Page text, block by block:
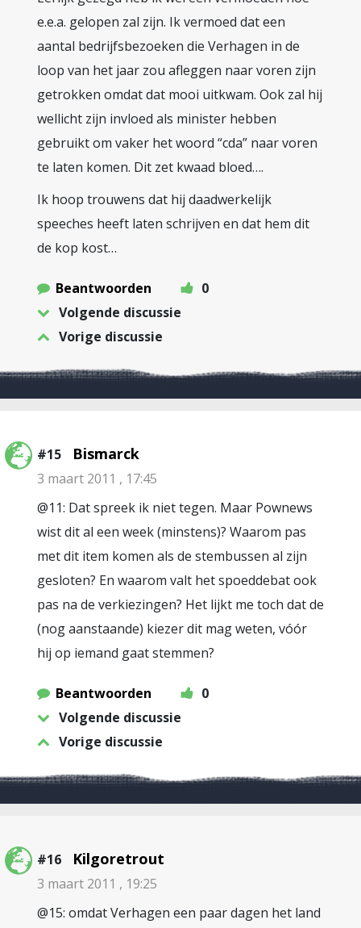
e.e.a. gelopen zal zijn. Ik vermoed dat een
aantal bedrijfsbezoeken die Verhagen in de
loop van het jaar zou afleggen naar voren zijn
getrokken omdat dat mooi uitkwam. Ook zal hij
wellicht zijn invloed als minister hebben
gebruikt om vaker het woord “cda” naar voren
te laten komen. Dit zet kwaad bloed….
Ik hoop trouwens dat hij daadwerkelijk
speeches heeft laten schrijven en dat hem dit
de kop kost…
Beantwoorden
0
Volgende discussie
Vorige discussie
#15 Bismarck
3 maart 2011 , 17:45
@11: Dat spreek ik niet tegen. Maar Pownews
wist dit al een week (minstens)? Waarom pas
met dit item komen als de stembussen al zijn
gesloten? En waarom valt het spoeddebat ook
pas na de verkiezingen? Het lijkt me toch dat de
(nog aanstaande) kiezer dit mag weten, vóór
hij op iemand gaat stemmen?
Beantwoorden
0
Volgende discussie
Vorige discussie
#16 Kilgoretrout
3 maart 2011 , 19:25
@15: omdat Verhagen een paar dagen het land